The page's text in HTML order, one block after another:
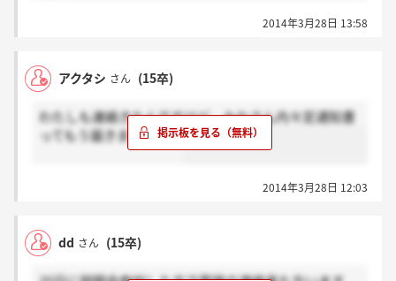
2014年3月28日 13:58
アクタシ さん (15卒)
わたしも連絡きたんですけど、みなさん内々定通知書
ってもう届きましたか？
2014年3月28日 12:03
dd さん (15卒)